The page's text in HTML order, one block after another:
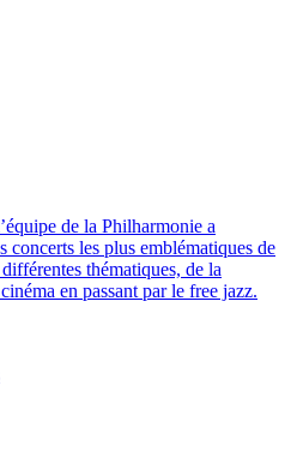
de la Philharmonie a
concerts les plus emblématiques de
thématiques, de la
en passant par le free jazz.